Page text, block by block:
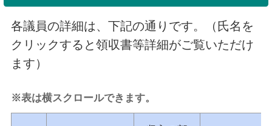
各議員の詳細は、下記の通りです。（氏名を
クリックすると領収書等詳細がご覧いただけ
ます）
※表は横スクロールできます。